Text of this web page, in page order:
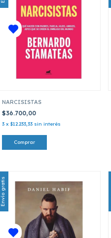
NARCISISTAS
$36.700,00
3 x $12.233,33 sin interés
Envío gratis